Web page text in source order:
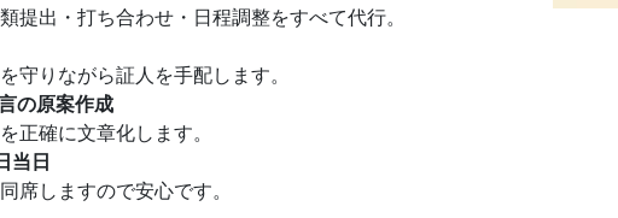
提出・打ち合わせ・日程調整をすべて代行。
守りながら証人を手配します。
の原案作成
正確に文章化します。
当日
席しますので安心です。